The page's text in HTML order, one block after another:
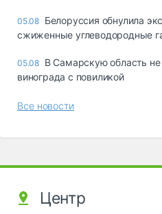
05.08 Белоруссия обнулила
сжиженные углеводородные
05.08 В Самарскую область не
винограда с повиликой
Все новости
Центр